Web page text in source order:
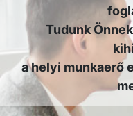
Tudunk
a helyi munkaerő